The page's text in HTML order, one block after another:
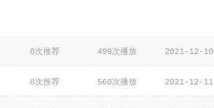
0次推荐 499次播放 2021-12-10
0次推荐 560次播放 2021-12-11